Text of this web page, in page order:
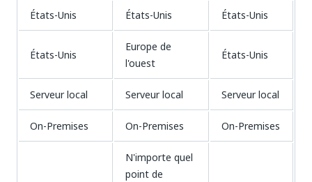
États-Unis États-Unis États-Unis
États-Unis
Europe de
l'ouest
États-Unis
Serveur local Serveur local Serveur local
On-Premises On-Premises On-Premises
N'importe quel
point de